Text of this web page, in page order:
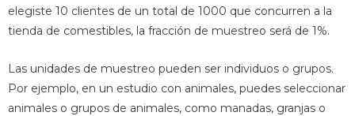
elegiste 10 clientes de un total de 1000 que concurren a la
tienda de comestibles, la fracción de muestreo será de 1%.
Las unidades de muestreo pueden ser individuos o grupos.
Por ejemplo, en un estudio con animales, puedes seleccionar
animales o grupos de animales, como manadas, granjas o